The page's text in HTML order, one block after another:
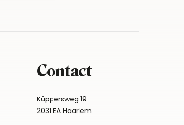
Contact
Küppersweg 19
2031 EA Haarlem